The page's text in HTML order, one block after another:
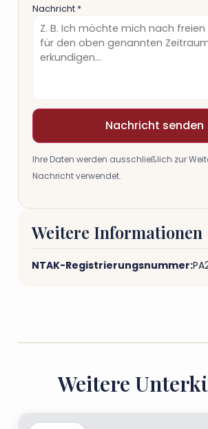
Nachricht *
Nachricht senden
Ihre Daten werden ausschließlich zur
Nachricht verwendet.
Weitere Informationen
NTAK-Registrierungsnummer:
Weitere